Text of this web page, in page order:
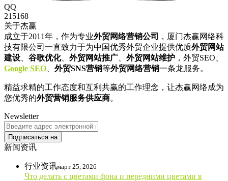
QQ
215168
关于杰赢
成立于2011年，作为专业外贸网络营销公司
，厦门杰赢网络科
技有限公司一直致力于为中国优秀外贸企业提供优质外贸网站
建设
谷歌优化、 外贸网站推广 外贸网站维护 ，外贸SEO、
Google SEO
外贸SNS营销等外贸网络营销一条龙服务。
精益求精的工作态度和互利共赢的工作理念，让杰赢网络成为
您优秀的外贸营销服务供应商。
Newsletter
Подписаться на
新闻资讯
行业资讯март 25, 2026
Что делать с цветами фона и передними цветами в